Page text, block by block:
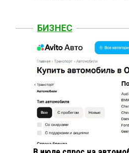
БИЗНЕС